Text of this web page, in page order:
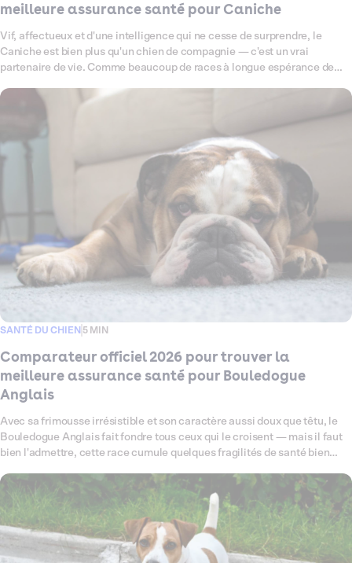
meilleure assurance santé pour Caniche
Vif, affectueux et d'une intelligence qui ne cesse de surprendre, le
Caniche est bien plus qu'un chien de compagnie — c'est un vrai
partenaire de vie. Comme beaucoup de races à longue espérance de
articulaires, affections oculaires ou encore otites à répétition, autant de
comparateur fait le point en 2026 sur les meilleures assurances santé
pour Caniche, pour vous aider à choisir, sereinement et en toute clarté,
la formule qui lui correspond vraiment.
SANTÉ DU CHIEN 5 MIN
Comparateur officiel 2026 pour trouver la
meilleure assurance santé pour Bouledogue
Anglais
Avec sa frimousse irrésistible et son caractère aussi doux que têtu, le
Bouledogue Anglais fait fondre tous ceux qui le croisent — mais il faut
bien l'admettre, cette race cumule quelques fragilités de santé bien
sensibilités cutanées, articulations à surveiller de près. Ce comparateur
fait le point en 2026 sur les meilleures assurances santé pour chien
disponibles pour votre Bouledogue Anglais, en passant au crible les
garanties, les exclusions et les tarifs qui comptent vraiment pour cette
race. L'objectif ? Vous aider à trouver la couverture qui lui ressemble —